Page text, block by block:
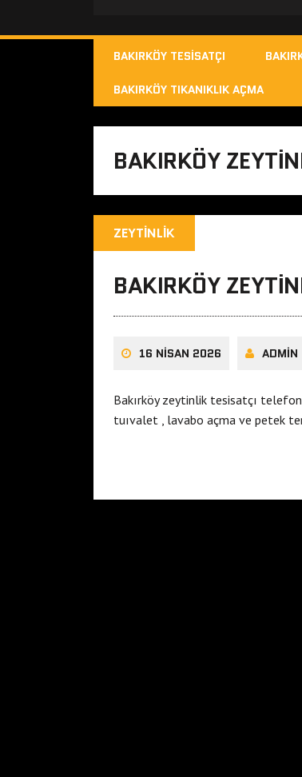
BAKIRKÖY TESISATÇI
BAKIRKÖY TIKANIKLIK AÇMA
BAKIRKÖY
ZEYTINLIK
BAKIRKÖY
16 NISAN 2026 ADMIN
Bakırköy zeytinlik tesisatçı
tuıvalet , lavabo açma ve petek